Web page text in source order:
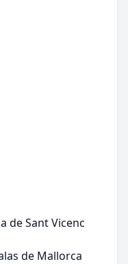
de Sant Vicenc
de Mallorca